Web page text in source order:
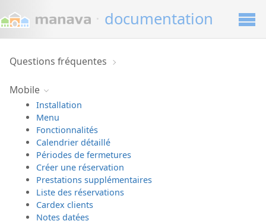
· documentation
Questions fréquentes
Mobile
Installation
Menu
Fonctionnalités
Calendrier détaillé
Périodes de fermetures
Créer une réservation
Prestations supplémentaires
Liste des réservations
Cardex clients
Notes datées